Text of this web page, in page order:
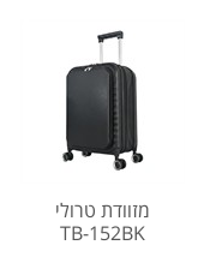
מזוודת טרולי
TB-152BK